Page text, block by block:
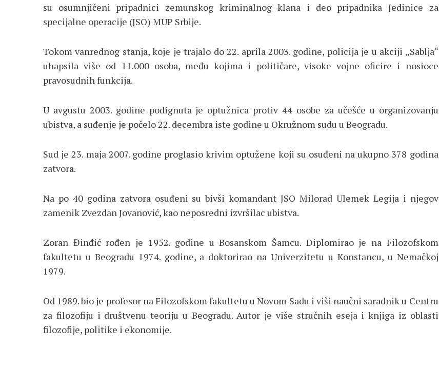
su osumnjičeni pripadnici zemunskog kriminalnog klana i deo pripadnika Jedinice za
specijalne operacije (JSO) MUP Srbije.
Tokom vanrednog stanja, koje je trajalo do 22. aprila 2003. godine, policija je u akciji „Sablja“
uhapsila više od 11.000 osoba, među kojima i političare, visoke vojne oficire i nosioce
pravosudnih funkcija.
U avgustu 2003. godine podignuta je optužnica protiv 44 osobe za učešće u organizovanju
ubistva, a suđenje je počelo 22. decembra iste godine u Okružnom sudu u Beogradu.
Sud je 23. maja 2007. godine proglasio krivim optužene koji su osuđeni na ukupno 378 godina
zatvora.
Na po 40 godina zatvora osuđeni su bivši komandant JSO Milorad Ulemek Legija i njegov
zamenik Zvezdan Jovanović, kao neposredni izvršilac ubistva.
Zoran Đinđić rođen je 1952. godine u Bosanskom Šamcu. Diplomirao je na Filozofskom
fakultetu u Beogradu 1974. godine, a doktorirao na Univerzitetu u Konstancu, u Nemačkoj
1979.
Od 1989. bio je profesor na Filozofskom fakultetu u Novom Sadu i viši naučni saradnik u Centru
za filozofiju i društvenu teoriju u Beogradu. Autor je više stručnih eseja i knjiga iz oblasti
filozofije, politike i ekonomije.